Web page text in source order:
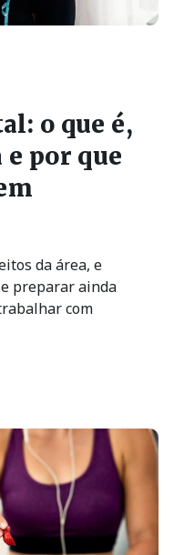
o que é,
por que
da área, e
preparar ainda
com